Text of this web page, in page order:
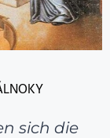
sich die